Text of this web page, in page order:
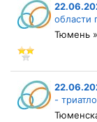
области
Тюмень
-